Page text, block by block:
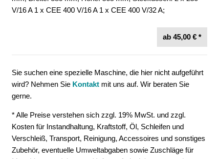
V/16 A 1 x CEE 400 V/16 A 1 x CEE 400 V/32 A;
ab 45,00 € *
Sie suchen eine spezielle Maschine, die hier nicht aufgeführt
wird? Nehmen Sie Kontakt mit uns auf. Wir beraten Sie
gerne.
* Alle Preise verstehen sich zzgl. 19% MwSt. und zzgl.
Kosten für Instandhaltung, Kraftstoff, Öl, Schleifen und
Verschleiß, Transport, Reinigung, Accessoires und sonstiges
Zubehör, eventuelle Umweltabgaben sowie Zuschläge für